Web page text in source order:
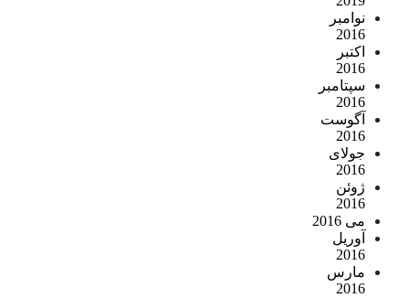
نوامبر
2016
اکتبر
2016
سپتامبر
2016
آگوست
2016
جولای
2016
ژوئن
2016
می 2016
آوریل
2016
مارس
2016